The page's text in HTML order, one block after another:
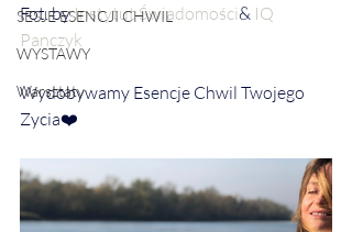
SESJE ESENCJI CHWIL
WYSTAWY
Warsztaty
Fot. by Instytut Świadomości& IQ
Panczyk
Wydobywamy Esencje Chwil Twojego
Zycia❤️